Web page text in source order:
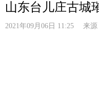
山东台儿庄古城
2021年09月06日 11:25 来源